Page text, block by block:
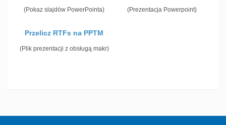
(Pokaz slajdów PowerPointa) (Prezentacja Powerpoint)
Przelicz RTFs na PPTM
(Plik prezentacji z obsługą makr)